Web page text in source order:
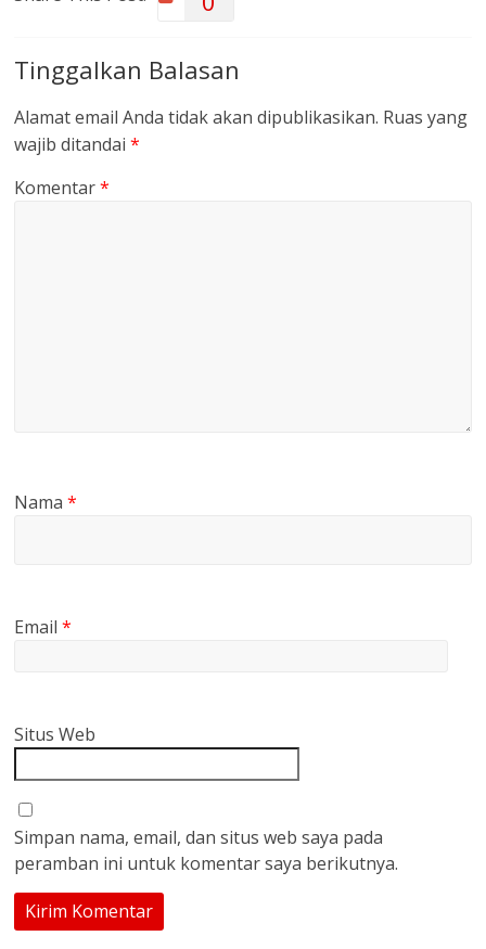
Tinggalkan Balasan
Alamat email Anda tidak akan dipublikasikan. Ruas yang
wajib ditandai*
Komentar*
Nama*
Email*
Situs Web
Simpan nama, email, dan situs web saya pada
peramban ini untuk komentar saya berikutnya.